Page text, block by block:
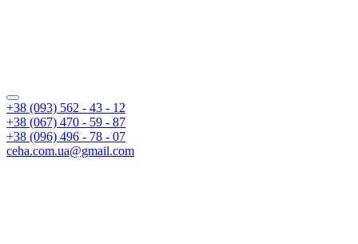
+38 (093) 562 - 43 - 12
+38 (067) 470 - 59 - 87
+38 (096) 496 - 78 - 07
ceha.com.ua@gmail.com